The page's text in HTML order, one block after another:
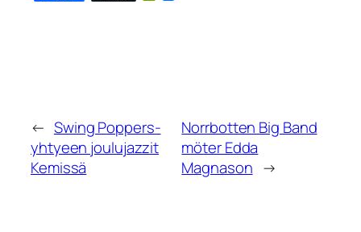
← Swing Poppers-
yhtyeen joulujazzit
Kemissä
Norrbotten Big Band
möter Edda
Magnason →